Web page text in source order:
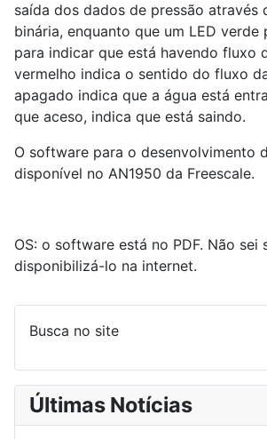
saída dos dados de pressão através
binária, enquanto que um LED verde
para indicar que está havendo fluxo
vermelho indica o sentido do fluxo
apagado indica que a água está
que aceso, indica que está saindo.
O software para o desenvolvimento
disponível no AN1950 da Freescale.
OS: o software está no PDF. Não sei
disponibilizá-lo na internet.
Busca no site
Últimas Notícias